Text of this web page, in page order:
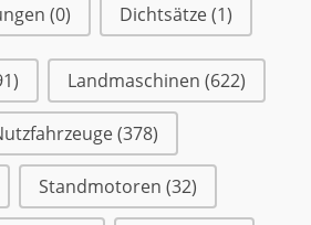
(0) Dichtsätze(1)
Landmaschinen (622)
(378)
Standmotoren (32)